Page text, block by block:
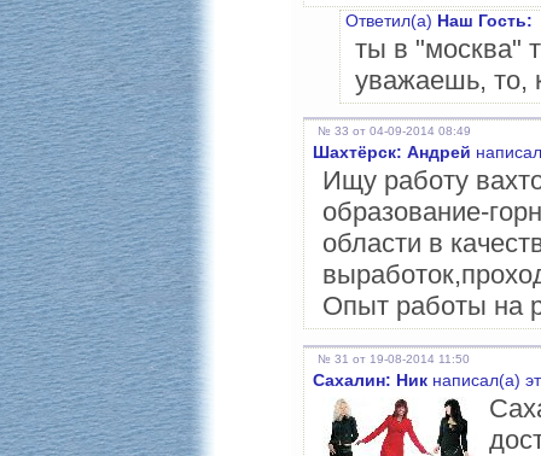
Ответил(а) Наш Гость:
ты в "москва"
уважаешь, то,
№ 33 от 04-09-2014 08:49
Шахтёрск: Андрей
Ищу работу
образование-
области в
Опыт работы на
№ 31 от 19-08-2014 11:50
Сахалин: Ник написал(а)